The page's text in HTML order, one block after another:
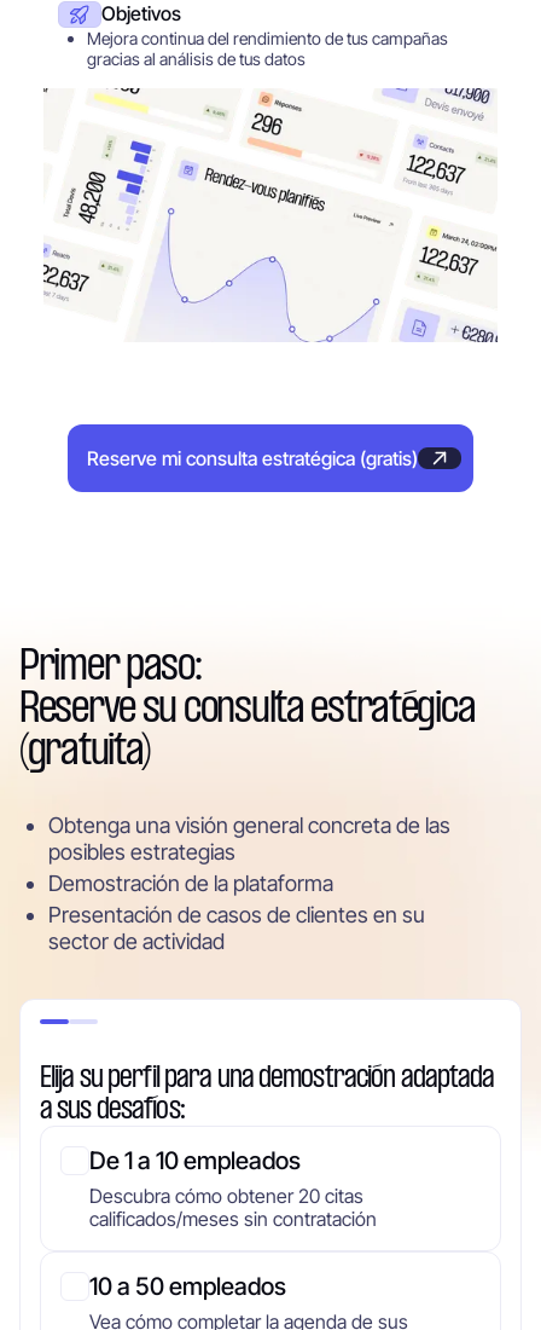
Objetivos
Mejora continua del rendimiento de tus campañas
gracias al análisis de tus datos
Reserve mi consulta estratégica (gratis)
Primer paso:
Reserve su consulta estratégica
(gratuita)
Obtenga una visión general concreta de las
posibles estrategias
Demostración de la plataforma
Presentación de casos de clientes en su
sector de actividad
Elija su perfil para una demostración adaptada
a sus desafíos:
De 1 a 10 empleados
Descubra cómo obtener 20 citas
calificados/meses sin contratación
10 a 50 empleados
Vea cómo completar la agenda de sus